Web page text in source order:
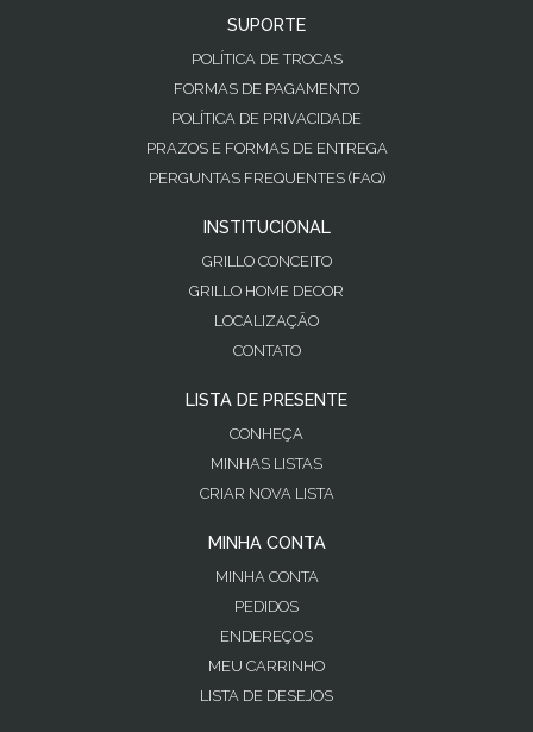
SUPORTE
POLÍTICA DE TROCAS
FORMAS DE PAGAMENTO
POLÍTICA DE PRIVACIDADE
PRAZOS E FORMAS DE ENTREGA
PERGUNTAS FREQUENTES (FAQ)
INSTITUCIONAL
GRILLO CONCEITO
GRILLO HOME DECOR
LOCALIZAÇÃO
CONTATO
LISTA DE PRESENTE
CONHEÇA
MINHAS LISTAS
CRIAR NOVA LISTA
MINHA CONTA
MINHA CONTA
PEDIDOS
ENDEREÇOS
MEU CARRINHO
LISTA DE DESEJOS